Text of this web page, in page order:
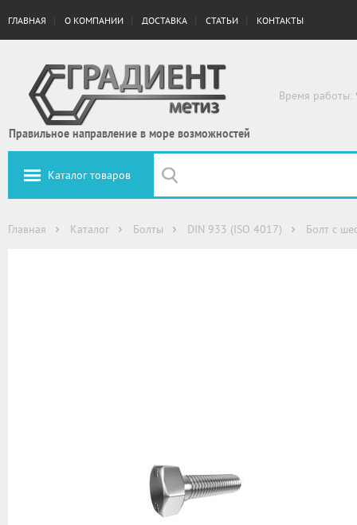
ГЛАВНАЯ О КОМПАНИИ ДОСТАВКА СТАТЬИ КОНТАКТЫ
Правильное направление в море возможностей
Время работы:
Каталог товаров
Главная Каталог Болты DIN 933 (ISO 4017) Болт с